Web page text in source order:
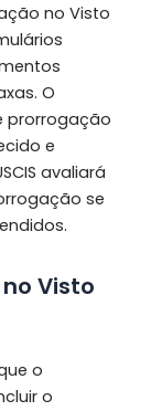
no Visto
O
prorrogação
e
avaliará
se
Visto
o
o